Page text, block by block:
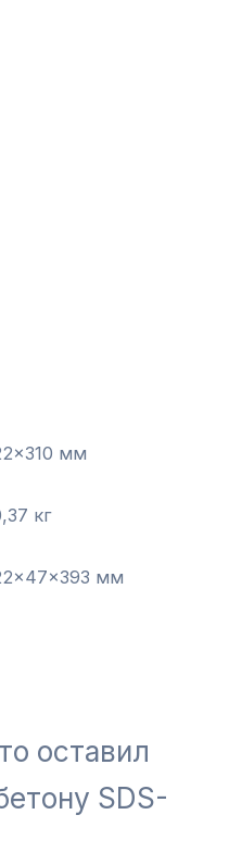
мм
кг
мм
оставил
SDS-